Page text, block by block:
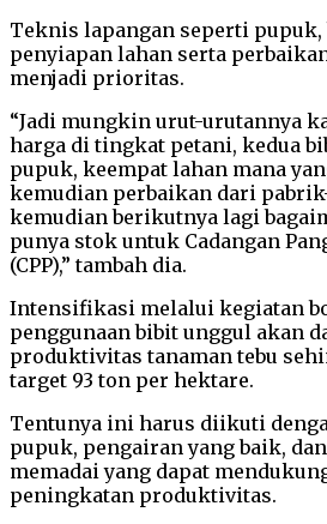
Teknis lapangan seperti pupuk,
penyiapan lahan serta
menjadi prioritas.
“Jadi mungkin urut-urutannya
harga di tingkat petani, kedua
pupuk, keempat lahan mana
kemudian perbaikan dari
kemudian berikutnya lagi
punya stok untuk Cadangan
(CPP),” tambah dia.
Intensifikasi melalui kegiatan
penggunaan bibit unggul akan
produktivitas tanaman tebu
target 93 ton per hektare.
Tentunya ini harus diikuti
pupuk, pengairan yang baik,
memadai yang dapat
peningkatan produktivitas.